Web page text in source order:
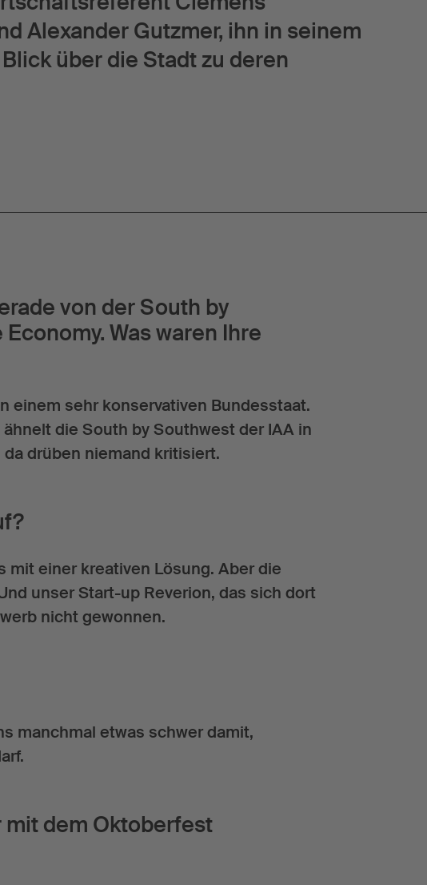
Alexander Gutzmer, ihn in seinem
über die Stadt zu deren
von der South by
Was waren Ihre
einem sehr konservativen Bundesstaat.
die South by Southwest der IAA in
drüben niemand kritisiert.
mit einer kreativen Lösung. Aber die
unser Start-up Reverion, das sich dort
nicht gewonnen.
manchmal etwas schwer damit,
mit dem Oktoberfest